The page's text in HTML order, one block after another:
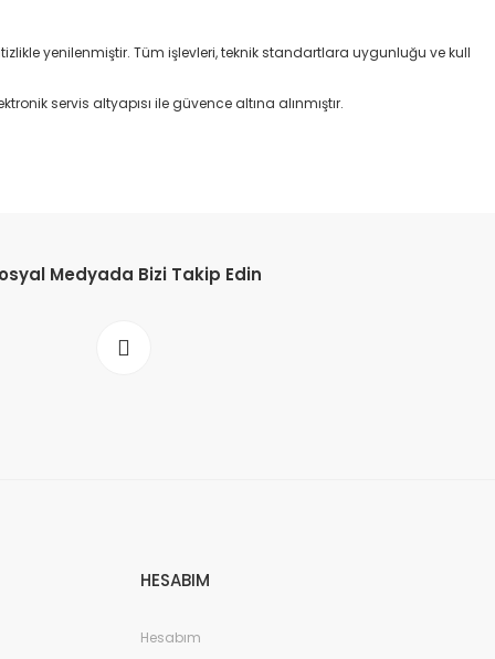
yenilenmiştir. Tüm işlevleri, teknik standartlara uygunluğu ve kull
servis altyapısı ile güvence altına alınmıştır.
Medyada Bizi Takip Edin
HESABIM
Hesabım